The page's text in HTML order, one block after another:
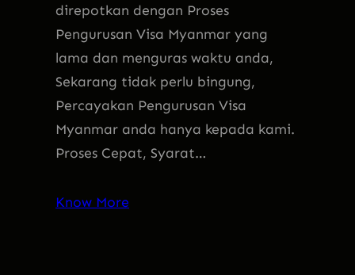
direpotkan dengan Proses
Pengurusan Visa Myanmar yang
lama dan menguras waktu anda,
Sekarang tidak perlu bingung,
Percayakan Pengurusan Visa
Myanmar anda hanya kepada kami.
Proses Cepat, Syarat…
Know More